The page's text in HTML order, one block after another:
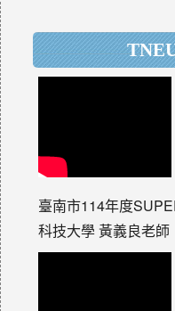
臺南市114年度
科技大學 黃義良老師